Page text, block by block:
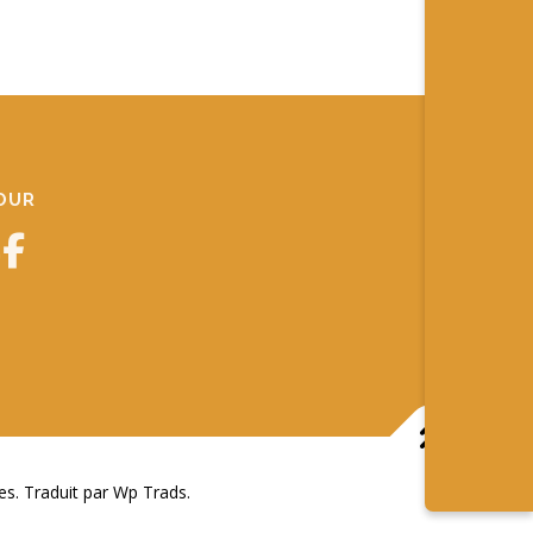
Traduit par Wp Trads.